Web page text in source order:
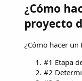
¿Cómo
proyecto
¿Cómo hacer un
#1 Etapa
#2